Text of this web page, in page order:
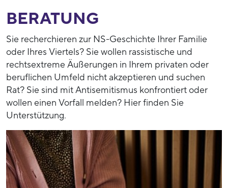
BERATUNG
Sie recherchieren zur NS-Geschichte Ihrer Familie
oder Ihres Viertels? Sie wollen rassistische und
rechtsextreme Äußerungen in Ihrem privaten oder
beruflichen Umfeld nicht akzeptieren und suchen
Rat? Sie sind mit Antisemitismus konfrontiert oder
wollen einen Vorfall melden? Hier finden Sie
Unterstützung.